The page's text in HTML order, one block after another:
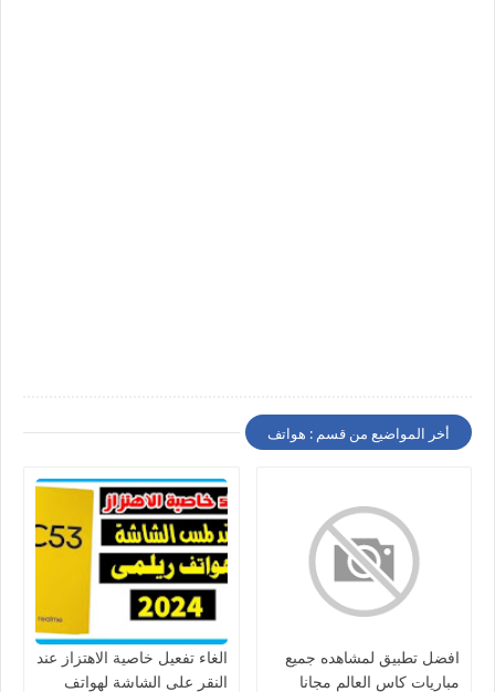
أخر المواضيع من قسم : هواتف
افضل تطبيق لمشاهده جميع
مباريات كاس العالم مجانا
الغاء تفعيل خاصية الاهتزاز عند
النقر على الشاشة لهواتف